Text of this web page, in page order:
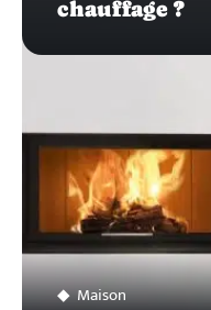
chauffage ?
Maison